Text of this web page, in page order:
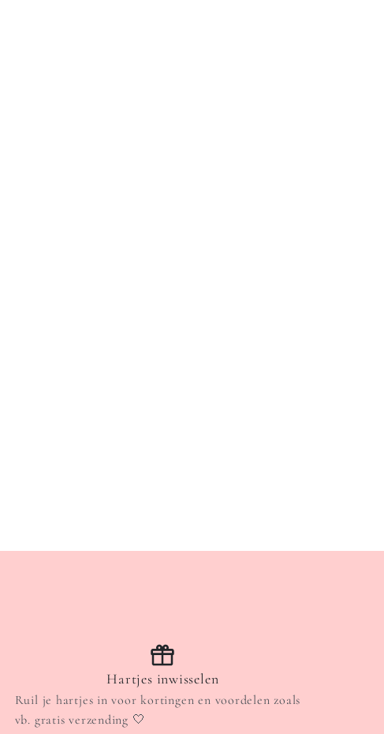
Hartjes inwisselen
Ruil je hartjes in voor kortingen en voordelen zoals
vb. gratis verzending 🤍